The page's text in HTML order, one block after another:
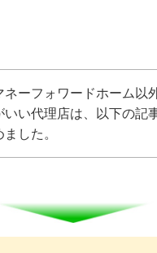
ネーフォワードホーム以
いい代理店は、以下の記
ました。